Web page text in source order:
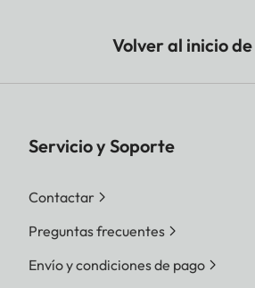
Volver al inicio
Servicio y Soporte
Contactar
Preguntas frecuentes
Envío y condiciones de pago